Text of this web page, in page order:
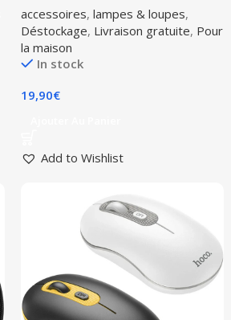
lamex LXL1956
accessoires, lampes & loupes,
Déstockage, Livraison gratuite, Pour
la maison
In stock
19,90€
Add to Wishlist